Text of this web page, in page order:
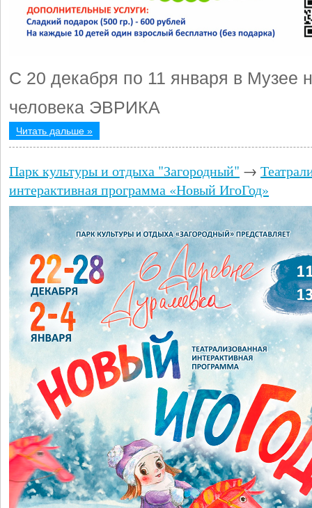
С 20 декабря по 11 января в Музее
человека ЭВРИКА
Читать дальше »
Парк культуры и отдыха "Загородный" →
интерактивная программа «Новый ИгоГод»